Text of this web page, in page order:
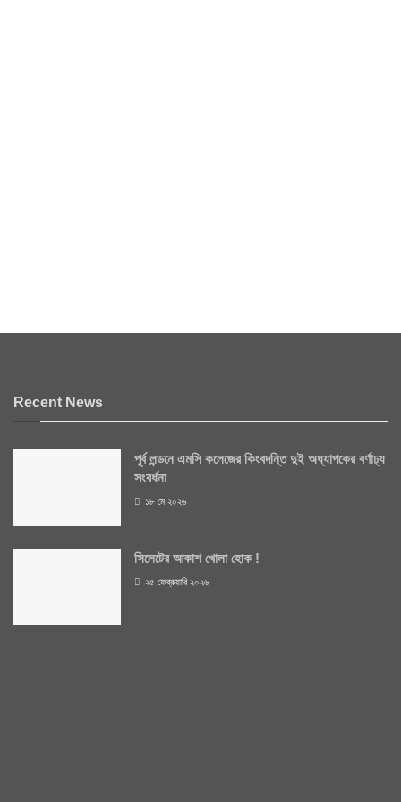
Recent News
পূর্ব লন্ডনে এমসি কলেজের কিংবদন্তি দুই অধ্যাপকের বর্ণাঢ্য
সংবর্ধনা
১৮ মে ২০২৬
সিলেটের আকাশ খোলা হোক !
২৫ ফেব্রুয়ারি ২০২৬